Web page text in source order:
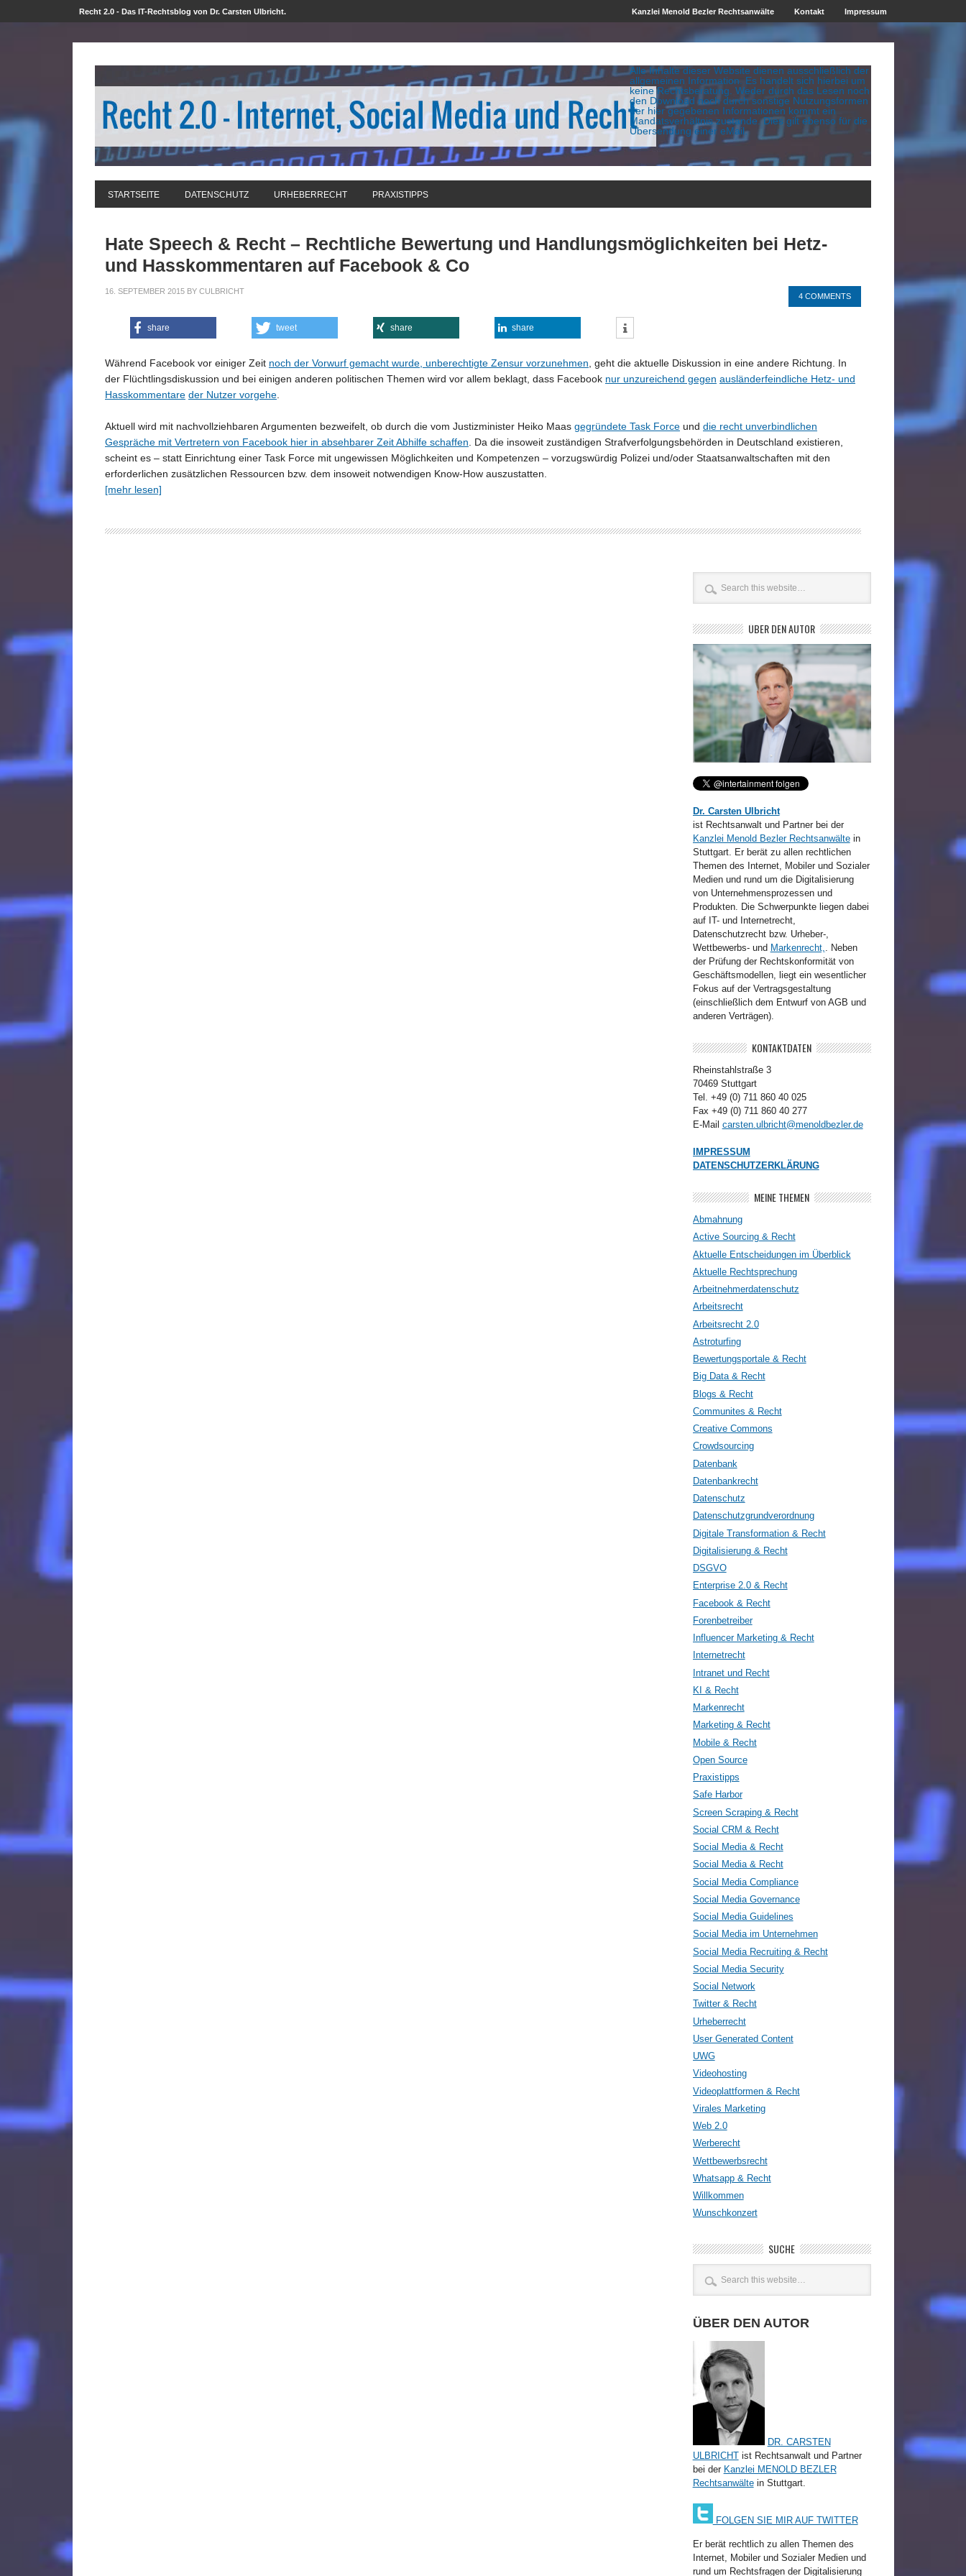
Recht 2.0 - Das IT-Rechtsblog von Dr. Carsten Ulbricht. Kanzlei Menold Bezler Rechtsanwälte Kontakt Impressum
Alle Inhalte dieser Website dienen ausschließlich der
allgemeinen Information. Es handelt sich hierbei um
keine Rechtsberatung. Weder durch das Lesen noch
den Download noch durch sonstige Nutzungsformen
der hier gegebenen Informationen kommt ein
Mandatsverhältnis zustande. Dies gilt ebenso für die
Übersendung einer eMail.
STARTSEITE DATENSCHUTZ URHEBERRECHT PRAXISTIPPS
Hate Speech & Recht – Rechtliche Bewertung und Handlungsmöglichkeiten bei Hetz-
und Hasskommentaren auf Facebook & Co
16. SEPTEMBER 2015 BY CULBRICHT
4 COMMENTS
share tweet share share
Während Facebook vor einiger Zeit noch der Vorwurf gemacht wurde, unberechtigte Zensur vorzunehmen , geht die aktuelle Diskussion in eine andere Richtung. In
der Flüchtlingsdiskussion und bei einigen anderen politischen Themen wird vor allem beklagt, dass Facebook nur unzureichend gegen ausländerfeindliche Hetz- und
Hasskommentare der Nutzer vorgehe
Aktuell wird mit nachvollziehbaren Argumenten bezweifelt, ob durch die vom Justizminister Heiko Maas gegründete Task Force und die recht unverbindlichen
Gespräche mit Vertretern von Facebook hier in absehbarer Zeit Abhilfe schaffen. Da die insoweit zuständigen Strafverfolgungsbehörden in Deutschland existieren,
scheint es – statt Einrichtung einer Task Force mit ungewissen Möglichkeiten und Kompetenzen – vorzugswürdig Polizei und/oder Staatsanwaltschaften mit den
erforderlichen zusätzlichen Ressourcen bzw. dem insoweit notwendigen Know-How auszustatten.
[mehr lesen]
ÜBER DEN AUTOR
Dr. Carsten Ulbricht
ist Rechtsanwalt und Partner bei der
Kanzlei Menold Bezler Rechtsanwältein
Stuttgart. Er berät zu allen rechtlichen
Themen des Internet, Mobiler und Sozialer
Medien und rund um die Digitalisierung
von Unternehmensprozessen und
Produkten. Die Schwerpunkte liegen dabei
auf IT- und Internetrecht,
Datenschutzrecht bzw. Urheber-,
Wettbewerbs- und Markenrecht,. Neben
der Prüfung der Rechtskonformität von
Geschäftsmodellen, liegt ein wesentlicher
Fokus auf der Vertragsgestaltung
(einschließlich dem Entwurf von AGB und
anderen Verträgen).
KONTAKTDATEN
Rheinstahlstraße 3
70469 Stuttgart
Tel. +49 (0) 711 860 40 025
Fax +49 (0) 711 860 40 277
E-Mail carsten.ulbricht@menoldbezler.de
IMPRESSUM
DATENSCHUTZERKLÄRUNG
MEINE THEMEN
Abmahnung
Active Sourcing & Recht
Aktuelle Entscheidungen im Überblick
Aktuelle Rechtsprechung
Arbeitnehmerdatenschutz
Arbeitsrecht
Arbeitsrecht 2.0
Astroturfing
Bewertungsportale & Recht
Big Data & Recht
Blogs & Recht
Communites & Recht
Creative Commons
Crowdsourcing
Datenbank
Datenbankrecht
Datenschutz
Datenschutzgrundverordnung
Digitale Transformation & Recht
Digitalisierung & Recht
DSGVO
Enterprise 2.0 & Recht
Facebook & Recht
Forenbetreiber
Influencer Marketing & Recht
Internetrecht
Intranet und Recht
KI & Recht
Markenrecht
Marketing & Recht
Mobile & Recht
Open Source
Praxistipps
Safe Harbor
Screen Scraping & Recht
Social CRM & Recht
Social Media & Recht
Social Media & Recht
Social Media Compliance
Social Media Governance
Social Media Guidelines
Social Media im Unternehmen
Social Media Recruiting & Recht
Social Media Security
Social Network
Twitter & Recht
Urheberrecht
User Generated Content
UWG
Videohosting
Videoplattformen & Recht
Virales Marketing
Web 2.0
Werberecht
Wettbewerbsrecht
Whatsapp & Recht
Willkommen
Wunschkonzert
SUCHE
ÜBER DEN AUTOR
DR. CARSTEN
ULBRICHTist Rechtsanwalt und Partner
bei der Kanzlei MENOLD BEZLER
Rechtsanwältein Stuttgart.
FOLGEN SIE MIR AUF TWITTER
Er berät rechtlich zu allen Themen des
Internet, Mobiler und Sozialer Medien und
rund um Rechtsfragen der Digitalisierung